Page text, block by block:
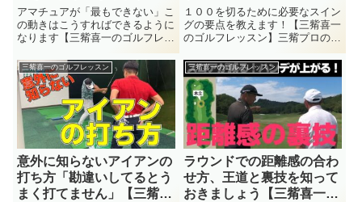
觜喜一のゴルフレッスン】
アマチュアが「最もできない」こ
の動きはこうすればできるように
なります【三觜喜一のゴルフレッ
スン】今回は『アマチュアが「最
もできない」この動きはこうすれ
ばできるようになります』につい
てのレッスンです。ゴルフコーチ
三觜喜一によるゴルフレッスン
動...
ッスン】
１００を切るために必要なスイン
グの要点を教えます！【三觜喜一
のゴルフレッスン】三觜プロの過
去の人気レッスンを振り返るシリ
ーズ！今回は、第二期生尾山台チ
ームの田野井さん（大ちゃん）の
回をまとめました。スコアが出な
い本当の原因はどこにあるの
か？...
三觜喜一のゴルフレッスン
意外に知らないアイアンの
打ち方「勘違いしてるとう
まく打てません」【三觜喜
三觜喜一のゴルフレッスン
ラウンドでの距離感の合わ
せ方、王道と裏技を知って
おきましょう【三觜喜一の